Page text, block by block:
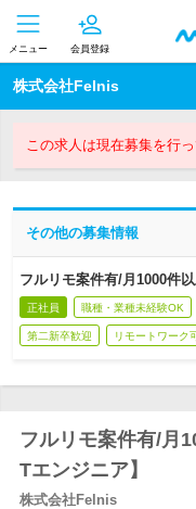
メニュー 会員登録
株式会社Felnis
この求人は現在募集を行っ
その他の募集情報
フルリモ案件有/月1000件
正社員 職種・業種未経験OK
第二新卒歓迎 リモートワーク
フルリモ案件有/月
Tエンジニア】
株式会社Felnis